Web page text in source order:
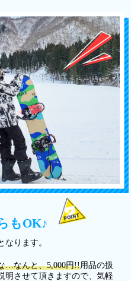
もOK♪
なります。
…なんと、5,000円!!用品の扱
明させて頂きますので、気軽